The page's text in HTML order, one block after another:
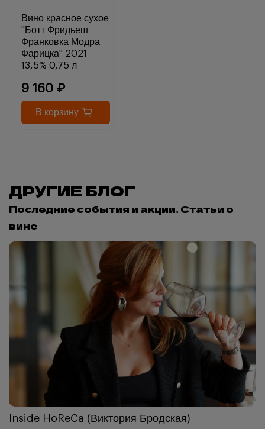
Вино красное сухое
"Ботт Фридьеш
Франковка Модра
Фарицка" 2021
13,5% 0,75 л
9 160 ₽
В корзину
ДРУГИЕ БЛОГ
Последние события и акции. Статьи о
вине
Inside HoReCa (Виктория Бродская)